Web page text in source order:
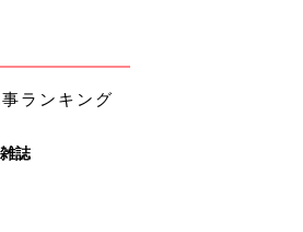
ランキング
誌